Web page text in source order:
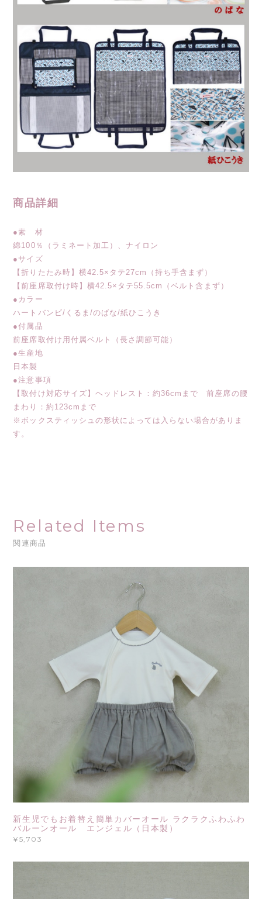
商品詳細
●素 材
綿100％（ラミネート加工）、ナイロン
●サイズ
【折りたたみ時】横42.5×タテ27cm（持ち手含まず）
【前座席取付け時】横42.5×タテ55.5cm（ベルト含まず）
●カラー
ハートバンビ/くるま/のばな/紙ひこうき
●付属品
前座席取付け用付属ベルト（長さ調節可能）
●生産地
日本製
●注意事項
【取付け対応サイズ】ヘッドレスト：約36cmまで 前座席の腰
まわり：約123cmまで
※ボックスティッシュの形状によっては入らない場合がありま
す。
Related Items
関連商品
新生児でもお着替え簡単カバーオール ラクラクふわふわ
バルーンオール エンジェル（日本製）
¥5,703